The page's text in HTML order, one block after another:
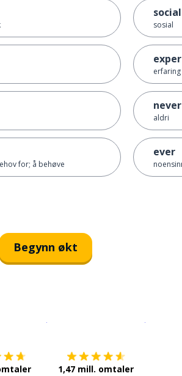
for; å behøve
social
sosial
erfaring
never
aldri
ever
Begynn økt
1,47 mill. omtaler